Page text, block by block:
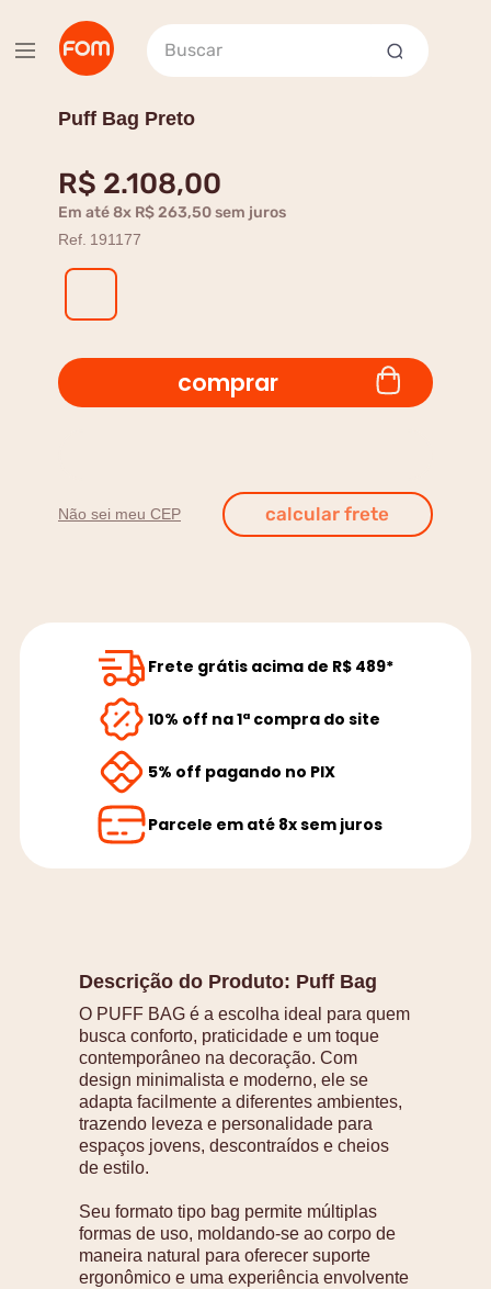
Buscar
Puff Bag Preto
R$ 2.108,00
Em até8x R$263,50sem juros
Ref. 191177
comprar
Não sei meu CEP
Frete grátis acima de R$ 489*
10% off na 1ª compra do site
5% off pagando no PIX
Parcele em até 8x sem juros
Descrição do Produto: Puff Bag
O PUFF BAG é a escolha ideal para quem
busca conforto, praticidade e um toque
contemporâneo na decoração. Com
design minimalista e moderno, ele se
adapta facilmente a diferentes ambientes,
trazendo leveza e personalidade para
espaços jovens, descontraídos e cheios
de estilo.
Seu formato tipo bag permite múltiplas
formas de uso, moldando-se ao corpo de
maneira natural para oferecer suporte
ergonômico e uma experiência envolvente